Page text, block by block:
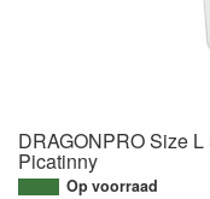
DRAGONPRO Size
Picatinny
Op voorraad